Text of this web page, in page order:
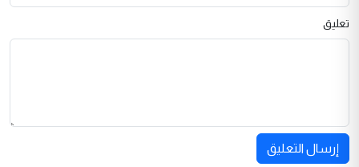
تعليق
إرسال التعليق